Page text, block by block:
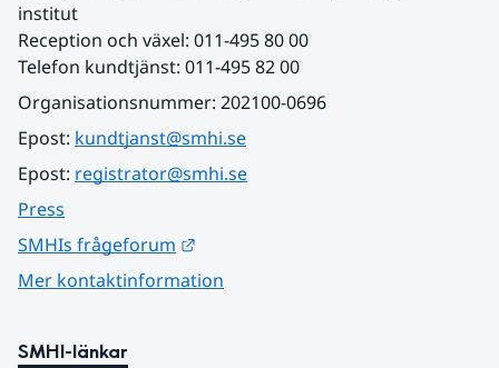
institut
Reception och växel: 011-495 80 00
Telefon kundtjänst: 011-495 82 00
Organisationsnummer: 202100-0696
Epost: kundtjanst@smhi.se
Epost: registrator@smhi.se
Press
SMHIs frågeforum
Mer kontaktinformation
SMHI-länkar